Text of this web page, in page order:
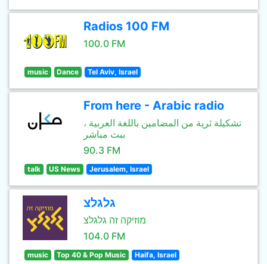
Radios 100 FM
100.0 FM
music Dance Tel Aviv, Israel
From here - Arabic radio
تشكيلة ثرية من المضامين باللغة العربية ،
ببث مباشر
90.3 FM
talk US News Jerusalem, Israel
גלגלצ
מוזיקה זה גלגלצ
104.0 FM
music Top 40 & Pop Music Haifa, Israel